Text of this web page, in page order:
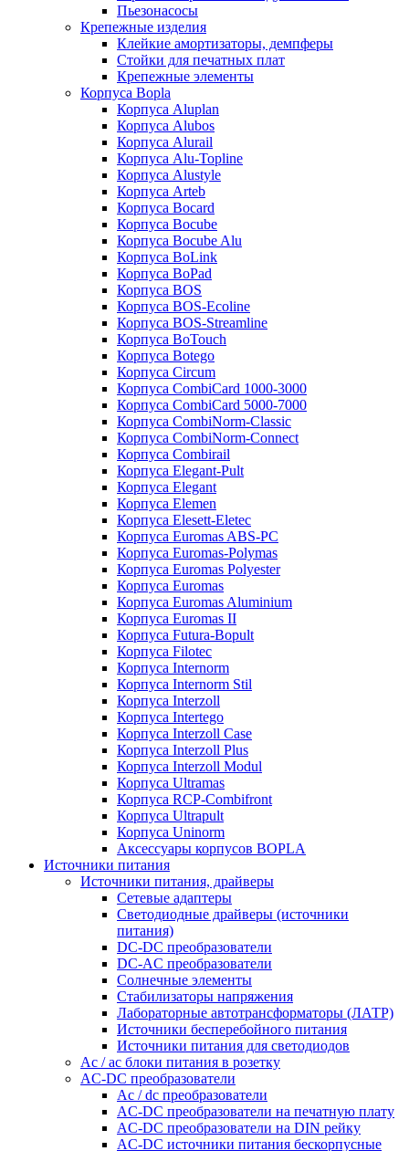
Пьезонасосы
Крепежные изделия
Клейкие амортизаторы, демпферы
Стойки для печатных плат
Крепежные элементы
Корпуса Bopla
Корпуса Aluplan
Корпуса Alubos
Корпуса Alurail
Корпуса Alu-Topline
Корпуса Alustyle
Корпуса Arteb
Корпуса Bocard
Корпуса Bocube
Корпуса Bocube Alu
Корпуса BoLink
Корпуса BoPad
Корпуса BOS
Корпуса BOS-Ecoline
Корпуса BOS-Streamline
Корпуса BoTouch
Корпуса Botego
Корпуса Circum
Корпуса CombiCard 1000-3000
Корпуса CombiCard 5000-7000
Корпуса CombiNorm-Classic
Корпуса CombiNorm-Connect
Корпуса Combirail
Корпуса Elegant-Pult
Корпуса Elegant
Корпуса Elemen
Корпуса Elesett-Eletec
Корпуса Euromas ABS-PC
Корпуса Euromas-Polymas
Корпуса Euromas Polyester
Корпуса Euromas
Корпуса Euromas Aluminium
Корпуса Euromas II
Корпуса Futura-Bopult
Корпуса Filotec
Корпуса Internorm
Корпуса Internorm Stil
Корпуса Interzoll
Корпуса Intertego
Корпуса Interzoll Case
Корпуса Interzoll Plus
Корпуса Interzoll Modul
Корпуса Ultramas
Корпуса RCP-Combifront
Корпуса Ultrapult
Корпуса Uninorm
Аксессуары корпусов BOPLA
Источники питания
Источники питания, драйверы
Сетевые адаптеры
Светодиодные драйверы (источники
питания)
DC-DC преобразователи
DC-AC преобразователи
Солнечные элементы
Стабилизаторы напряжения
Лабораторные автотрансформаторы (ЛАТР)
Источники бесперебойного питания
Источники питания для светодиодов
Ac / ac блоки питания в розетку
AC-DC преобразователи
Ac / dc преобразователи
AC-DC преобразователи на печатную плату
AC-DC преобразователи на DIN рейку
AC-DC источники питания бескорпусные